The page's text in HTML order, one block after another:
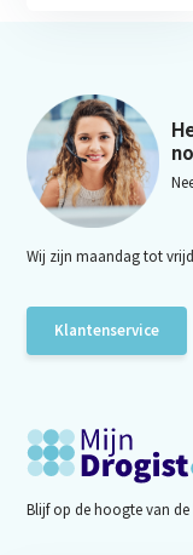
Wij zijn maandag tot
Klantenservice
Blijf op de hoogte van